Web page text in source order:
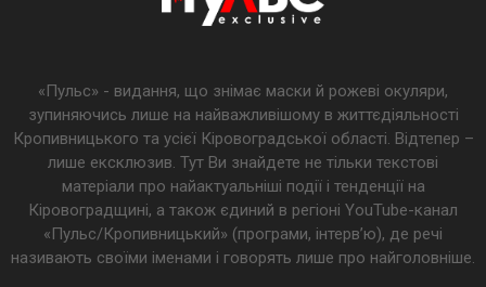
«Пульс» - видання, що знімає маски й рожеві окуляри,
зупиняючись лише на найважливішому в життєдіяльності
Кропивницького та усієї Кіровоградської області. Відтепер –
лише ексклюзив. Тут Ви знайдете не тільки текстові
матеріали про найактуальніші події і тенденції на
Кіровоградщині, а також єдиний в регіоні YouTube-канал
«Пульс/Кропивницький» (програми, інтерв’ю), де речі
називають своїми іменами і говорять лише про найголовніше.